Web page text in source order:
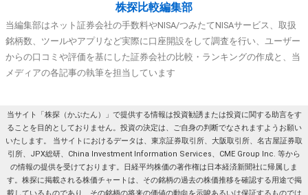
株探比較編集部
当編集部はネット証券会社の手数料やNISA/つみたてNISAサービス、取扱
銘柄数、ツールやアプリなど実際に口座開設をして調査を行い、ユーザー
からの口コミや評価を基にした証券会社の比較・ランキングの作成と、当
メディアの各記事の執筆を担当しています
当サイト「株探（かぶたん）」で提供する情報は投資勧誘または投資に関する助言をす
ることを目的としておりません。投資の決定は、ご自身の判断でなされますようお願い
いたします。 当サイトにおけるデータは、東京証券取引所、大阪取引所、名古屋証券取
引所、JPX総研、China Investment Information Services、CME Group Inc. 等から
の情報の提供を受けております。日経平均株価の著作権は日本経済新聞社に帰属しま
す。株探に掲載される株価チャートは、その銘柄の過去の株価推移を確認する用途で掲